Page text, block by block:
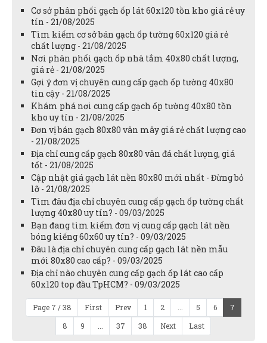
Cơ sở phân phối gạch ốp lát 60x120 tồn kho giá rẻ uy
tín - 21/08/2025
Tìm kiếm cơ sở bán gạch ốp tường 60x120 giá rẻ
chất lượng - 21/08/2025
Nơi phân phối gạch ốp nhà tắm 40x80 chất lượng,
giá rẻ - 21/08/2025
Gợi ý đơn vị chuyên cung cấp gạch ốp tường 40x80
tin cậy - 21/08/2025
Khám phá nơi cung cấp gạch ốp tường 40x80 tồn
kho uy tín - 21/08/2025
Đơn vị bán gạch 80x80 vân mây giá rẻ chất lượng cao
- 21/08/2025
Địa chỉ cung cấp gạch 80x80 vân đá chất lượng, giá
tốt - 21/08/2025
Cập nhật giá gạch lát nền 80x80 mới nhất - Đừng bỏ
lỡ - 21/08/2025
Tìm đâu địa chỉ chuyên cung cấp gạch ốp tường chất
lượng 40x80 uy tín? - 09/03/2025
Bạn đang tìm kiếm đơn vị cung cấp gạch lát nền
bóng kiếng 60x60 uy tín? - 09/03/2025
Đâu là địa chỉ chuyên cung cấp gạch lát nền mẫu
mới 80x80 cao cấp? - 09/03/2025
Địa chỉ nào chuyên cung cấp gạch ốp lát cao cấp
60x120 top đầu TpHCM? - 09/03/2025
Page 7 / 38 First Prev 1 2 5 6
7
8
9 37 38 Next Last